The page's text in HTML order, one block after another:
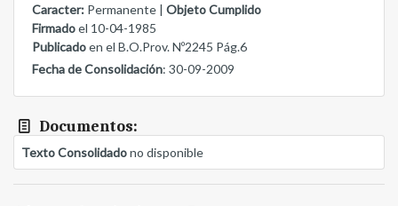
Caracter: Permanente | Objeto Cumplido
Firmadoel 10-04-1985
Publicadoen el B.O.Prov. Nº2245 Pág.6
Fecha de Consolidación: 30-09-2009
Documentos:
Texto Consolidadono disponible